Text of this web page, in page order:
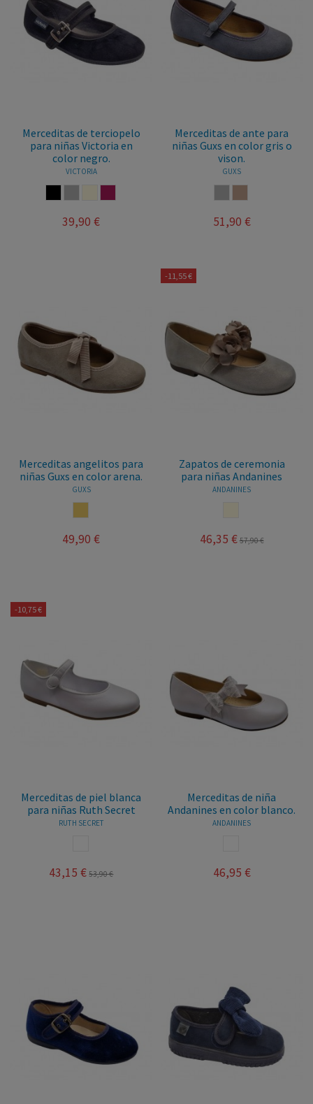
Merceditas de terciopelo
para niñas Victoria en
color negro.
VICTORIA
39,90 €
Merceditas de ante para
niñas Guxs en color gris o
vison.
GUXS
51,90 €
Merceditas angelitos para
niñas Guxs en color arena.
GUXS
49,90 €
-11,55 €
Zapatos de ceremonia
para niñas Andanines
ANDANINES
46,35 € 57,90 €
-10,75 €
Merceditas de piel blanca
para niñas Ruth Secret
RUTH SECRET
43,15 € 53,90 €
Merceditas de niña
Andanines en color blanco.
ANDANINES
46,95 €